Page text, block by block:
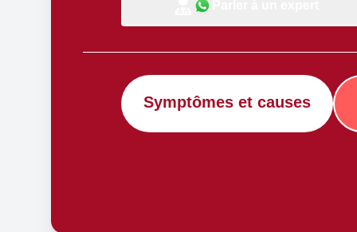
Symptômes et causes